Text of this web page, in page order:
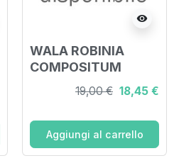
visibility
WALA ROBINIA
COMPOSITUM
GLOBULI 20 G
19,00 € 18,45 €
Aggiungi al carrello